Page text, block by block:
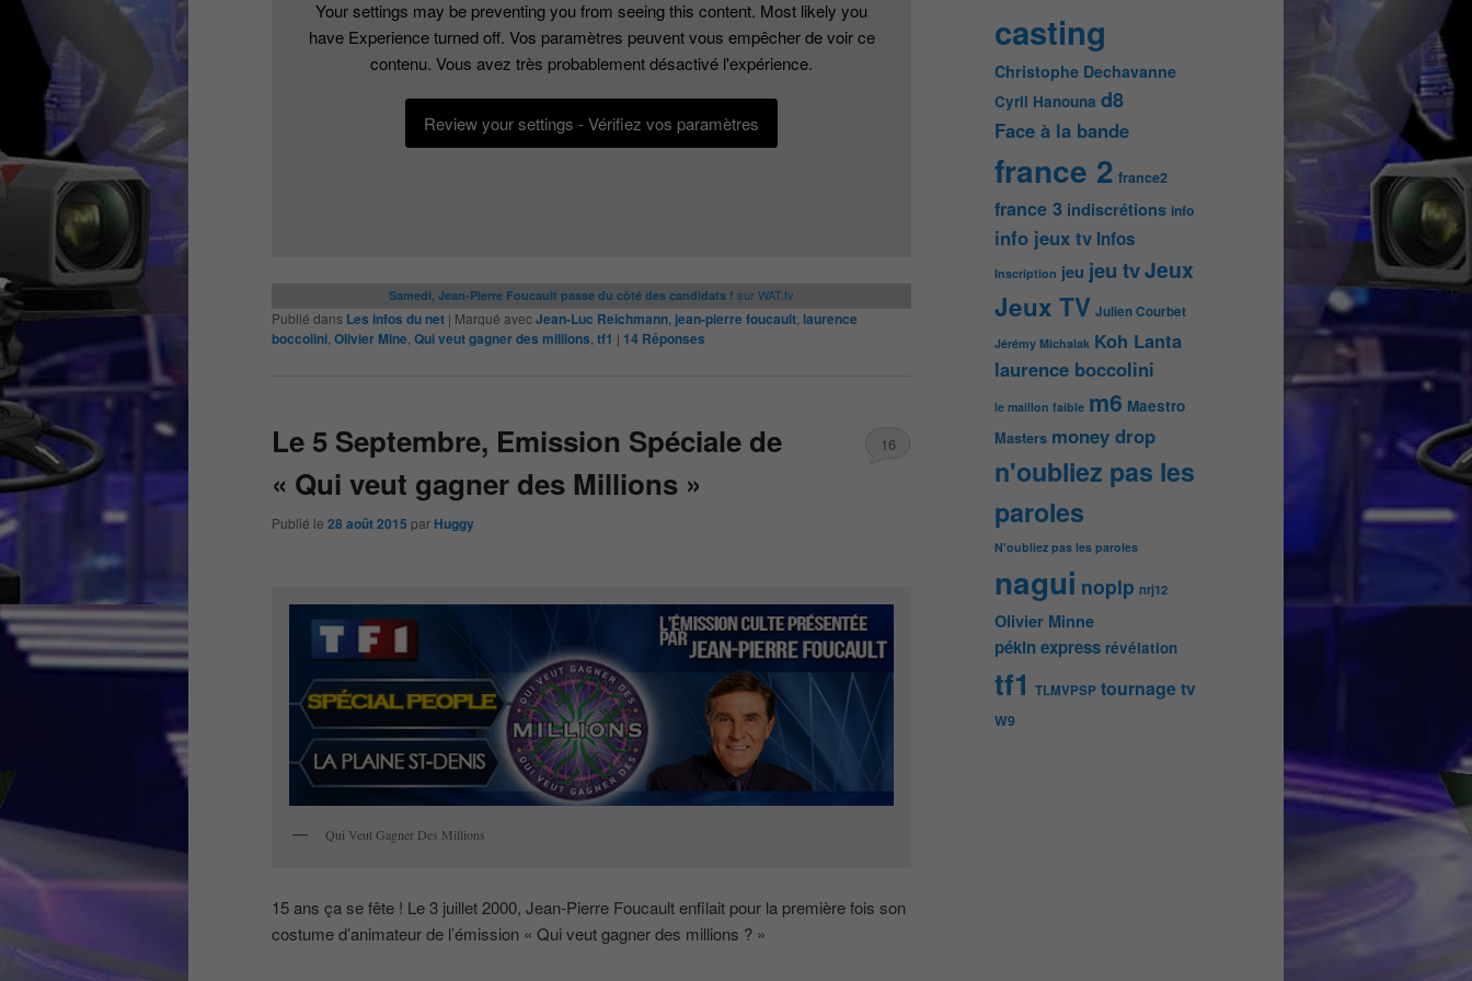
Your settings may be preventing you from seeing this content. Most likely you
have Experience turned off. Vos paramètres peuvent vous empêcher de voir ce
contenu. Vous avez très probablement désactivé l'expérience.
Review your settings - Vérifiez vos paramètres
Samedi, Jean-Pierre Foucault passe du côté des candidats ! sur WAT.tv
Publié dans Les infos du net | Marqué avecJean-Luc Reichmann jean-pierre foucault laurence
boccolini Olivier Mine Qui veut gagner des millions tf1 | 14 Réponses
Le 5 Septembre, Emission Spéciale de
« Qui veut gagner des Millions »
Publié le 28 août 2015 par Huggy
16
Qui Veut Gagner Des Millions
15 ans ça se fête ! Le 3 juillet 2000, Jean-Pierre Foucault enfilait pour la première fois son
costume d’animateur de l’émission « Qui veut gagner des millions ? »
casting
Christophe Dechavanne
Cyril Hanouna d8
Face à la bande
france 2 france2
france 3 indiscrétions info
info jeux tv Infos
Inscription jeu jeu tvJeux
Jeux TV Julien Courbet
Jérémy Michalak Koh Lanta
laurence boccolini
le maillon faible m6 Maestro
Masters money drop
n'oubliez pas les
paroles
N'oubliez pas les paroles
nagui noplp nrj12
Olivier Minne
pékin express révélation
tf1 TLMVPSP tournagetv
W9